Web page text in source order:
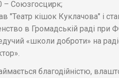
– Союзгосцирк;
"Театр кішок Куклачова" і
в Громадській раді при
«школи доброти» на
благодійністю,